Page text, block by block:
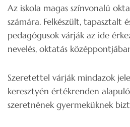
Az iskola magas színvonalú
számára. Felkészült, tapasztalt
pedagógusok várják az ide
nevelés, oktatás
Szeretettel várják mindazok
keresztyén értékrenden
szeretnének gyermeküknek